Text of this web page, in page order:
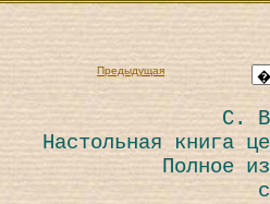
Предыдущая
С.
Настольная книга
Полное